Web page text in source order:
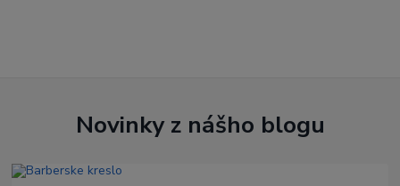
Novinky z nášho blogu